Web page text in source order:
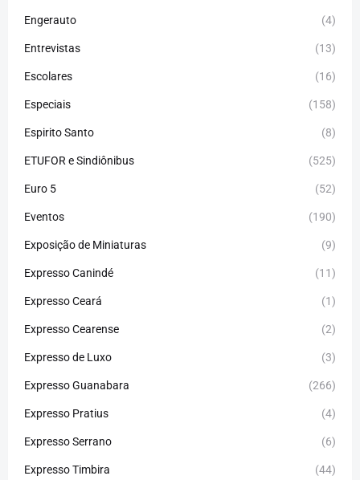
Engerauto (4)
Entrevistas (13)
Escolares (16)
Especiais (158)
Espirito Santo (8)
ETUFOR e Sindiônibus (525)
Euro 5 (52)
Eventos (190)
Exposição de Miniaturas (9)
Expresso Canindé (11)
Expresso Ceará (1)
Expresso Cearense (2)
Expresso de Luxo (3)
Expresso Guanabara (266)
Expresso Pratius (4)
Expresso Serrano (6)
Expresso Timbira (44)